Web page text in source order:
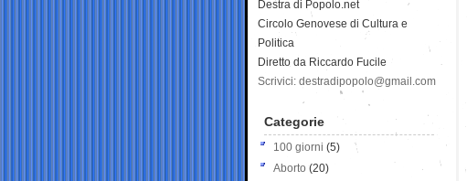
Destra di Popolo.net
Circolo Genovese di Cultura e
Politica
Diretto da Riccardo Fucile
Scrivici: destradipopolo@gmail.com
Categorie
100 giorni (5)
Aborto (20)